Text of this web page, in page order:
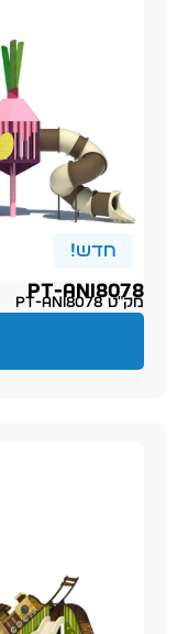
חדש!
PT-ani8078
מק״ט PT-ani8078